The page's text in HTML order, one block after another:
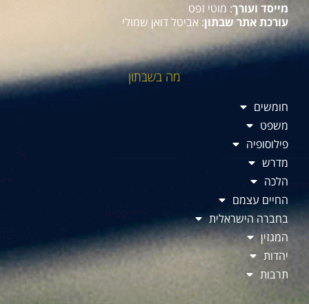
מייסד ועורך: מוטי זפט
עורכת אתר שבתון: אביטל דואן שמולי
מה בשבתון
חומשים
משפט
פילוסופיה
מדרש
הלכה
החיים עצמם
בחברה הישראלית
המגזין
יהדות
תרבות